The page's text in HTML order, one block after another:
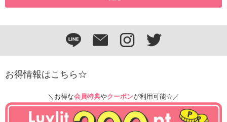
お得情報はこちら☆
＼お得な会員特典やクーポンが利用可能☆／